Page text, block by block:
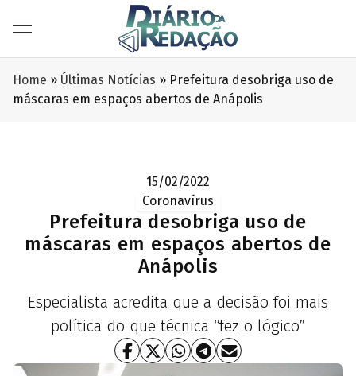
Home » Últimas Notícias » Prefeitura desobriga uso de
máscaras em espaços abertos de Anápolis
15/02/2022
Coronavírus
Prefeitura desobriga uso de
máscaras em espaços abertos de
Anápolis
Especialista acredita que a decisão foi mais
política do que técnica “fez o lógico”